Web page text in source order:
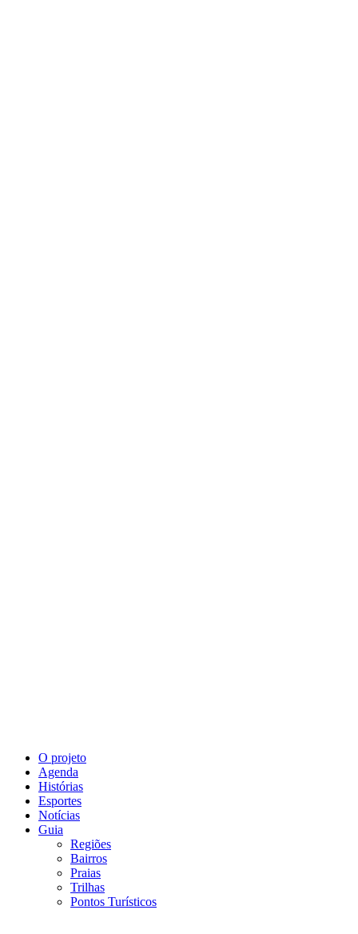
O projeto
Agenda
Histórias
Esportes
Notícias
Guia
Regiões
Bairros
Praias
Trilhas
Pontos Turísticos